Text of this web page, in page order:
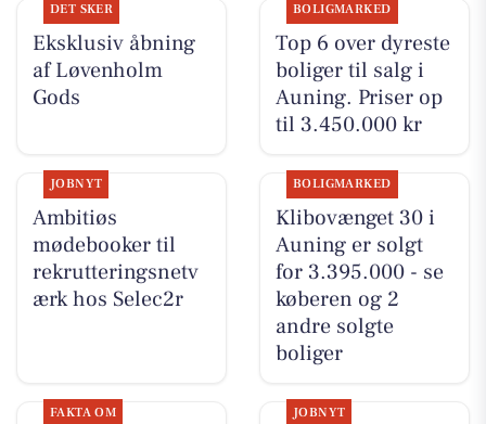
DET SKER
Eksklusiv åbning
af Løvenholm
Gods
BOLIGMARKED
Top 6 over dyreste
boliger til salg i
Auning. Priser op
til 3.450.000 kr
JOBNYT
Ambitiøs
mødebooker til
rekrutteringsnetv
ærk hos Selec2r
BOLIGMARKED
Klibovænget 30 i
Auning er solgt
for 3.395.000 - se
køberen og 2
andre solgte
boliger
FAKTA OM JOBNYT